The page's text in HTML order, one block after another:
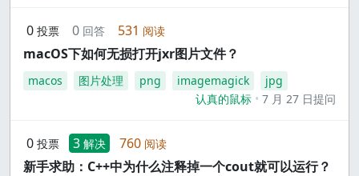
0 投票 0 回答 531 阅读
macOS下如何无损打开jxr图片文件？
macos 图片处理 png imagemagick
jpg
认真的鼠标
7 月 27 日提问
0 投票 3 解决 760 阅读
新手求助：C++中为什么注释掉一个cout就可以运行？